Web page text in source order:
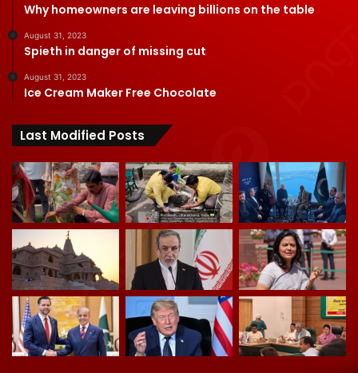
Why homeowners are leaving billions on the table
August 31, 2023
Spieth in danger of missing cut
August 31, 2023
Ice Cream Maker Free Chocolate
Last Modified Posts